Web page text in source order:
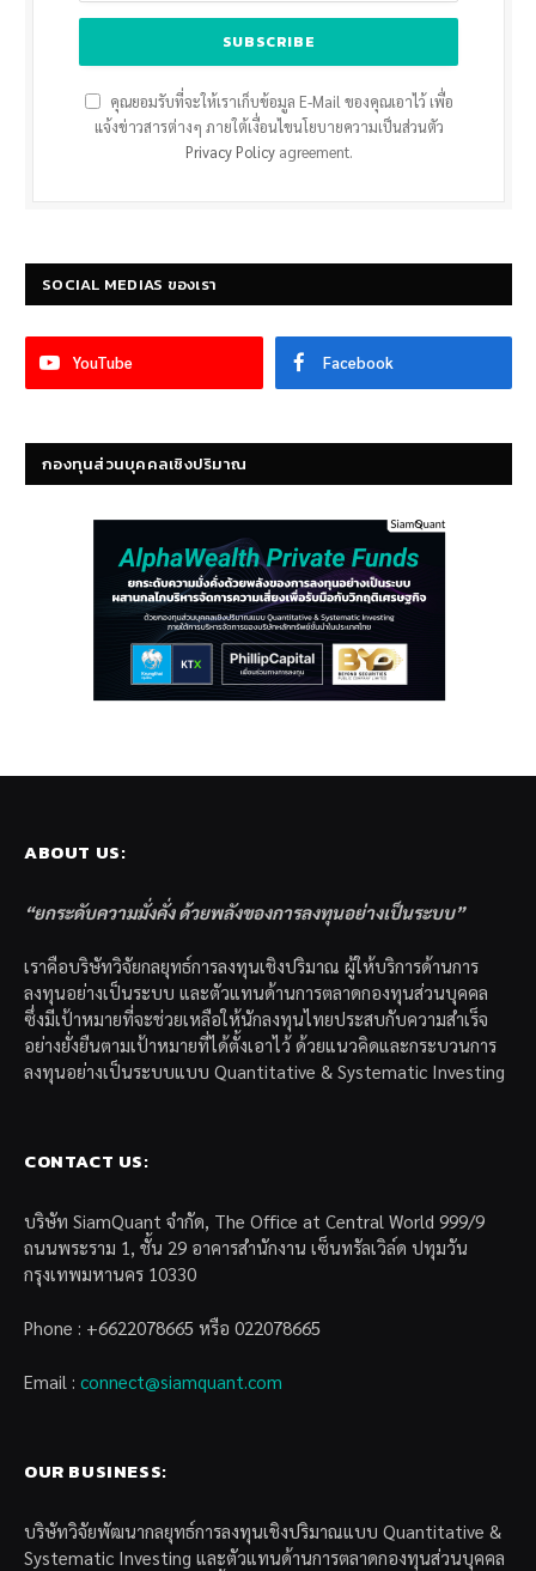
คุณยอมรับที่จะให้เราเก็บข้อมูล E-Mail ของคุณเอาไว้ เพื่อ
แจ้งข่าวสารต่างๆ ภายใต้เงื่อนไขนโยบายความเป็นส่วนตัว
Privacy Policyagreement.
SOCIAL MEDIAS ของเรา
YouTube Facebook
กองทุนส่วนบุคคลเชิงปริมาณ
ABOUT US:
“ยกระดับความมั่งคั่ง ด้วยพลังของการลงทุนอย่างเป็นระบบ”
เราคือบริษัทวิจัยกลยุทธ์การลงทุนเชิงปริมาณ ผู้ให้บริการด้านการ
ลงทุนอย่างเป็นระบบ และตัวแทนด้านการตลาดกองทุนส่วนบุคคล
ซึ่งมีเป้าหมายที่จะช่วยเหลือให้นักลงทุนไทยประสบกับความสำเร็จ
อย่างยั่งยืนตามเป้าหมายที่ได้ตั้งเอาไว้ ด้วยแนวคิดและกระบวนการ
ลงทุนอย่างเป็นระบบแบบ Quantitative & Systematic Investing
CONTACT US:
บริษัท SiamQuant จำกัด, The Office at Central World 999/9
ถนนพระราม 1, ชั้น 29 อาคารสำนักงาน เซ็นทรัลเวิล์ด ปทุมวัน
กรุงเทพมหานคร 10330
Phone : +6622078665 หรือ 022078665
Email : connect@siamquant.com
OUR BUSINESS:
บริษัทวิจัยพัฒนากลยุทธ์การลงทุนเชิงปริมาณแบบ Quantitative &
Systematic Investing และตัวแทนด้านการตลาดกองทุนส่วนบุคคล